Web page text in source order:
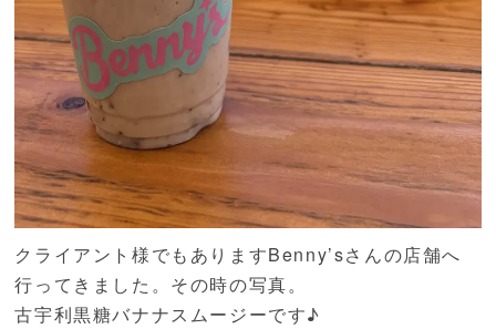
クライアント様でもありますBenny’sさんの店舗へ
行ってきました。その時の写真。
古宇利黒糖バナナスムージーです♪